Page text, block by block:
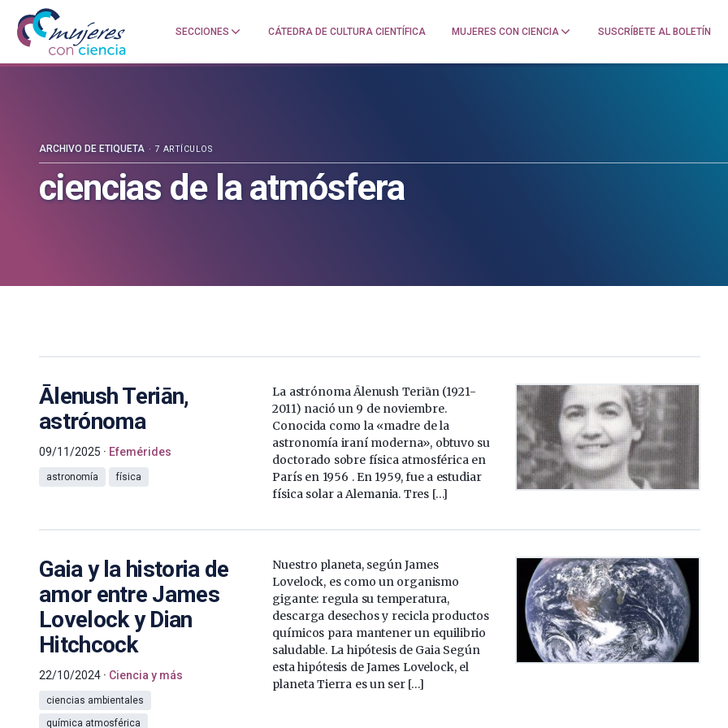
Mujeres
SECCIONES CÁTEDRA DE CULTURA CIENTÍFICA MUJERES CON CIENCIA SUSCRÍBETE AL BOLETÍN
ciencias de la atmósfera
ARCHIVO DE ETIQUETA 7 ARTÍCULOS
Ālenush Teriān,
astrónoma
09/11/2025 Efemérides
astronomía física
La astrónoma Ālenush Teriān (1921-
2011) nació un 9 de noviembre.
Conocida como la «madre de la
astronomía iraní moderna», obtuvo su
doctorado sobre física atmosférica en
París en 1956 . En 1959, fue a estudiar
física solar a Alemania. Tres […]
Gaia y la historia de
amor entre James
Lovelock y Dian
Hitchcock
22/10/2024 Ciencia y más
ciencias ambientales
química atmosférica
Nuestro planeta, según James
Lovelock, es como un organismo
gigante: regula su temperatura,
descarga desechos y recicla productos
químicos para mantener un equilibrio
saludable. La hipótesis de Gaia Según
esta hipótesis de James Lovelock, el
planeta Tierra es un ser […]